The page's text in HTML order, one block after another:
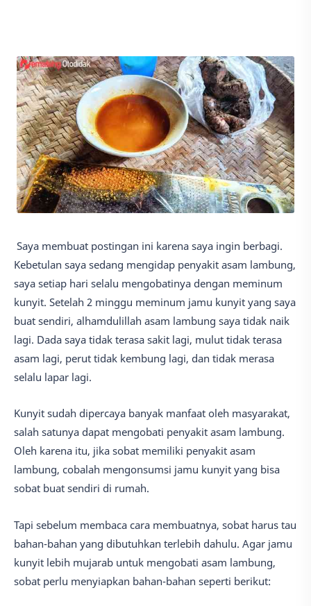
Saya membuat postingan ini karena saya ingin berbagi.
Kebetulan saya sedang mengidap penyakit asam lambung,
saya setiap hari selalu mengobatinya dengan meminum
kunyit. Setelah 2 minggu meminum jamu kunyit yang saya
buat sendiri, alhamdulillah asam lambung saya tidak naik
lagi. Dada saya tidak terasa sakit lagi, mulut tidak terasa
asam lagi, perut tidak kembung lagi, dan tidak merasa
selalu lapar lagi.
Kunyit sudah dipercaya banyak manfaat oleh masyarakat,
salah satunya dapat mengobati penyakit asam lambung.
Oleh karena itu, jika sobat memiliki penyakit asam
lambung, cobalah mengonsumsi jamu kunyit yang bisa
sobat buat sendiri di rumah.
Tapi sebelum membaca cara membuatnya, sobat harus tau
bahan-bahan yang dibutuhkan terlebih dahulu. Agar jamu
kunyit lebih mujarab untuk mengobati asam lambung,
sobat perlu menyiapkan bahan-bahan seperti berikut: